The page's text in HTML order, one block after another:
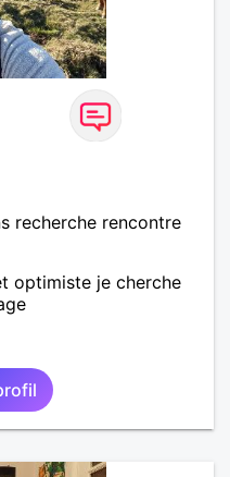
recherche rencontre
optimiste je cherche